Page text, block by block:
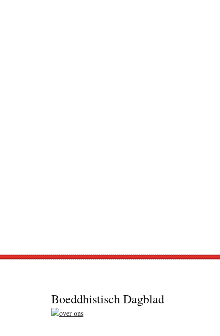
Boeddhistisch Dagblad